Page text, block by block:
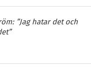
”Jag hatar det och